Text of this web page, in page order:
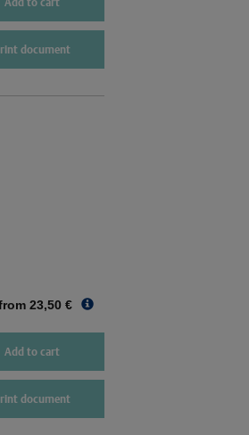
document
23,50 €
Add to cart
document